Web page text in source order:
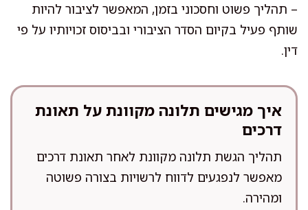
– תהליך פשוט וחסכוני בזמן, המאפשר לציבור להיות
שותף פעיל בקיום הסדר הציבורי ובביסוס זכויותיו על פי
דין.
איך מגישים תלונה מקוונת על תאונת
דרכים
תהליך הגשת תלונה מקוונת לאחר תאונת דרכים
מאפשר לנפגעים לדווח לרשויות בצורה פשוטה
ומהירה.